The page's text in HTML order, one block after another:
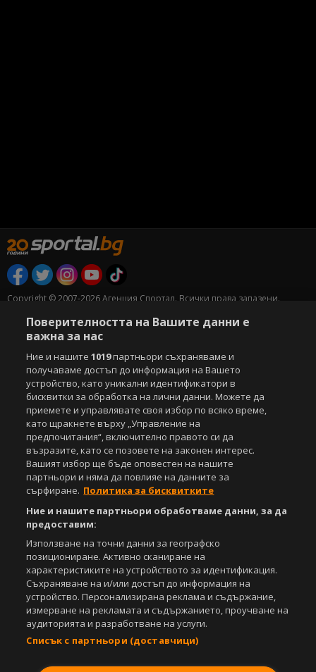
Copyright © 2007-2026 Агенция Спортал. Всички права запазени.
За нас Екип За рекламa
Етични правила на НСС
Лични данни
Управление на предпочитания
Съдържанието на този уеб сайт и технологиите, използвани в него, са
под закрила на Закона за авторското право и сродните му права.
Всички статии, репортажи, интервюта и други текстови, графични и
видео материали, публикувани в сайта, са собственост на Агенция
Спортал, освен ако изрично е посочено друго. Допуска се
публикуване на текстови материали само след писмено съгласие на
Агенция Спортал, посочване на източника и добавяне на линк към
www.sportal.bg. Използването на графични и видео материали,
публикувани в сайта, е строго забранено. Нарушителите ще бъдат
санкционирани с цялата строгост на закона.
Свали
Android
Powered by:
Поверителността на Вашите данни е
важна за нас
Ние и нашите1019партньори съхраняваме и
получаваме достъп до информация на Вашето
устройство, като уникални идентификатори в
бисквитки за обработка на лични данни. Можете да
приемете и управлявате своя избор по всяко време,
като щракнете върху „Управление на
предпочитания“, включително правото си да
възразите, като се позовете на законен интерес.
Вашият избор ще бъде оповестен на нашите
партньори и няма да повлияе на данните за
сърфиране. Политика за бисквитките
Ние и нашите партньори обработваме данни, за да
предоставим:
Използване на точни данни за географско
позициониране. Активно сканиране на
характеристиките на устройството за идентификация.
Съхраняване на и/или достъп до информация на
устройство. Персонализирана реклама и съдържание,
измерване на рекламата и съдържанието, проучване на
аудиторията и разработване на услуги.
Списък с партньори (доставчици)